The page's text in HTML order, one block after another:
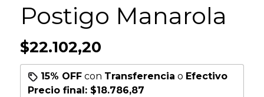
Postigo Manarola
$22.102,20
15% OFFcon Transferencia o Efectivo
Precio final: $18.786,87